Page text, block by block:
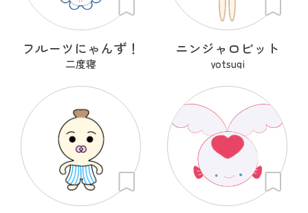
フルーツにゃんず！
二度寝
ニンジャロビット
yotsugi